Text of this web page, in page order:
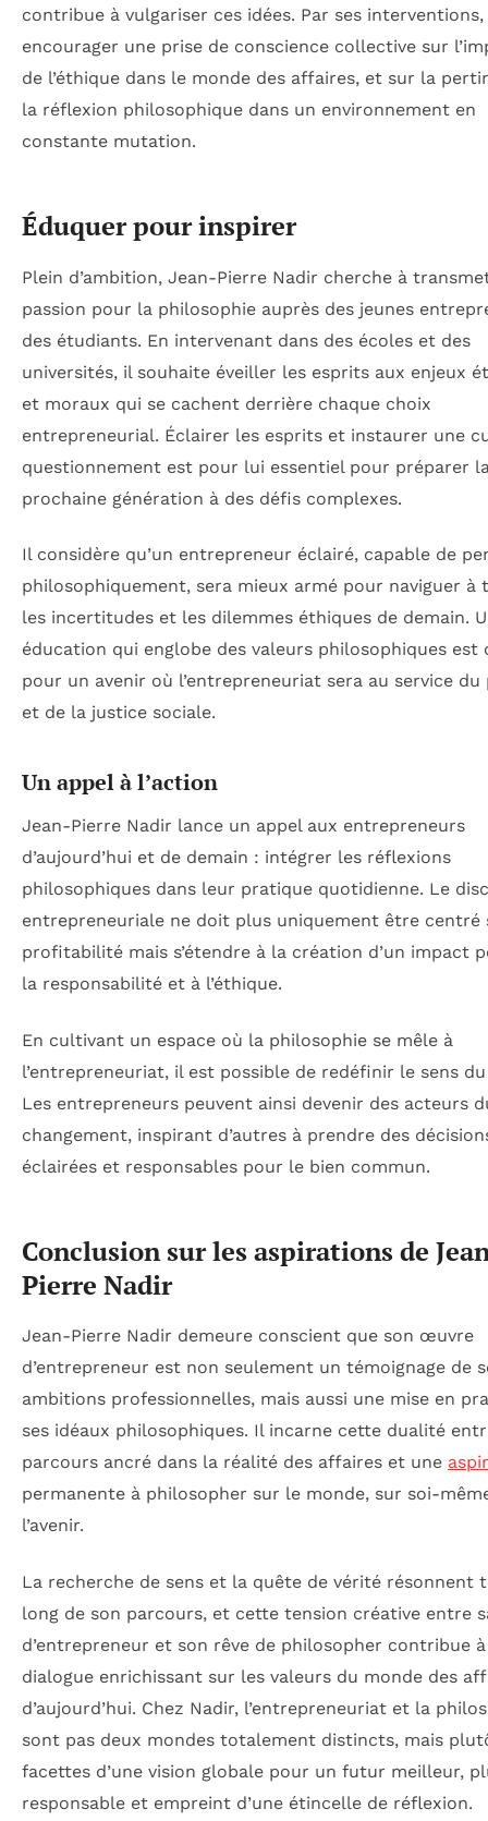
contribue à vulgariser ces idées. Par ses interventions,
encourager une prise de conscience collective sur
de l’éthique dans le monde des affaires, et sur la
la réflexion philosophique dans un environnement en
constante mutation.
Éduquer pour inspirer
Plein d’ambition, Jean-Pierre Nadir cherche à
passion pour la philosophie auprès des jeunes
des étudiants. En intervenant dans des écoles et des
universités, il souhaite éveiller les esprits aux enjeux
et moraux qui se cachent derrière chaque choix
entrepreneurial. Éclairer les esprits et instaurer une
questionnement est pour lui essentiel pour préparer
prochaine génération à des défis complexes.
Il considère qu’un entrepreneur éclairé, capable de
philosophiquement, sera mieux armé pour naviguer à
les incertitudes et les dilemmes éthiques de demain.
éducation qui englobe des valeurs philosophiques est
pour un avenir où l’entrepreneuriat sera au service du
et de la justice sociale.
Un appel à l’action
Jean-Pierre Nadir lance un appel aux entrepreneurs
d’aujourd’hui et de demain : intégrer les réflexions
philosophiques dans leur pratique quotidienne. Le
entrepreneuriale ne doit plus uniquement être centré
profitabilité mais s’étendre à la création d’un impact
la responsabilité et à l’éthique.
En cultivant un espace où la philosophie se mêle à
l’entrepreneuriat, il est possible de redéfinir le sens
Les entrepreneurs peuvent ainsi devenir des acteurs
changement, inspirant d’autres à prendre des
éclairées et responsables pour le bien commun.
Conclusion sur les aspirations de
Pierre Nadir
Jean-Pierre Nadir demeure conscient que son œuvre
d’entrepreneur est non seulement un témoignage de
ambitions professionnelles, mais aussi une mise en
ses idéaux philosophiques. Il incarne cette dualité
parcours ancré dans la réalité des affaires et une
permanente à philosopher sur le monde, sur soi-
l’avenir.
La recherche de sens et la quête de vérité résonnent
long de son parcours, et cette tension créative entre
d’entrepreneur et son rêve de philosopher contribue
dialogue enrichissant sur les valeurs du monde des
d’aujourd’hui. Chez Nadir, l’entrepreneuriat et la
sont pas deux mondes totalement distincts, mais
facettes d’une vision globale pour un futur meilleur,
responsable et empreint d’une étincelle de réflexion.